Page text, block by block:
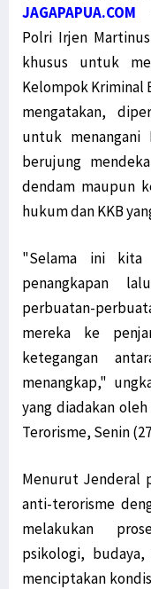
JAGAPAPUA.COM
Polri Irjen
khusus untuk
Kelompok Kriminal
mengatakan,
untuk menangani
berujung
dendam maupun
hukum dan KKB
"Selama ini kita
penangkapan
perbuatan-
mereka ke
ketegangan
menangkap,"
yang diadakan
Terorisme, Senin
Menurut Jenderal
anti-terorisme
melakukan
psikologi, budaya,
menciptakan